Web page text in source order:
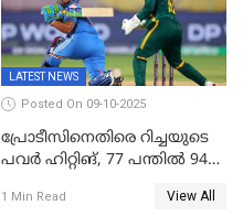
LATEST NEWS
Posted On 09-10-2025
പ്രോടീസിനെതിരെ റിച്ചയുടെ
പവർ ഹിറ്റിങ്, 77 പന്തില്‍ 94
ലക്ഷ്യമൊരുക്കി ഇന്ത്യ; 28
1 Min Read View All